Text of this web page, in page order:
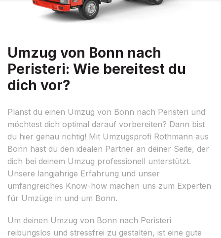
Umzug von Bonn nach
Peristeri: Wie bereitest du
dich vor?
Planst du einen Umzug von Bonn nach Peristeri und
möchtest dich optimal darauf vorbereiten? Dann bist
du hier genau richtig! Mit Umzugsprofi Rothmann aus
Bonn hast du den idealen Partner an deiner Seite, der
dich bei deinem Umzug professionell unterstützt.
Unsere langjährige Erfahrung und unser
umfangreiches Know-how machen uns zum Experten
für Umzüge in und um Bonn.
Um deinen Umzug von Bonn nach Peristeri
reibungslos und stressfrei zu gestalten, ist eine gute